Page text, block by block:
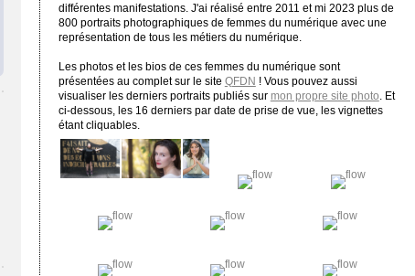
différentes manifestations. J'ai réalisé entre 2011 et mi 2023 plus de
800 portraits photographiques de femmes du numérique avec une
représentation de tous les métiers du numérique.
Les photos et les bios de ces femmes du numérique sont
présentées au complet sur le site QFDN ! Vous pouvez aussi
visualiser les derniers portraits publiés sur mon propre site photo . Et
ci-dessous, les 16 derniers par date de prise de vue, les vignettes
étant cliquables.